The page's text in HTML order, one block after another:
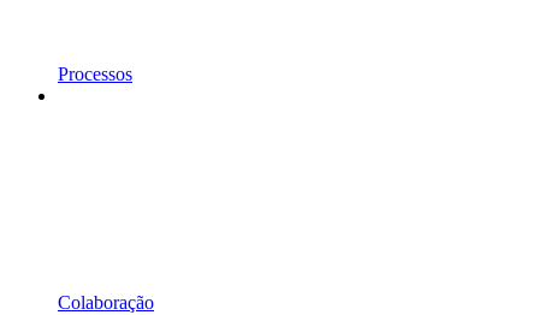
Processos
Colaboração